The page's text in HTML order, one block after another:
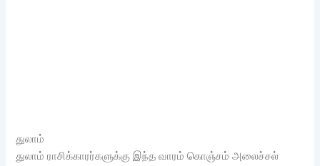
துலாம்
துலாம் ராசிக்காரர்களுக்கு இந்த வாரம் கொஞ்சம் அலைச்சல்